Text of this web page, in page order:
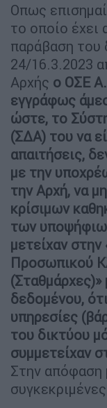
Οπως
το οποίο έχει
παράβαση του
24/16.3.2023
Αρχής ο ΟΣΕ
εγγράφως
ώστε, το
(ΣΔΑ) του να
απαιτήσεις,
με την
την Αρχή, να
κρίσιμων
των
μετείχαν
Προσωπικού
δεδομένου,
υπηρεσίες
του δικτύου
συμμετείχαν
Στην απόφαση